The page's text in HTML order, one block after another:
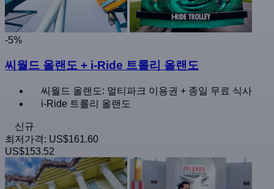
-5%
씨월드 올랜도 + i-Ride 트롤리 올랜도
씨월드 올랜도: 멀티파크 이용권 + 종일 무료 식사
i-Ride 트롤리 올랜도
신규
최저가격: US$161.60
US$153.52